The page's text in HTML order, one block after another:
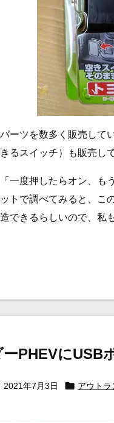
ーツを数多く販売して
るスイッチ）も販売し
一度押したらオン、も
トで調べてみると、こ
できるらしいので、私
PHEVにUSB
2021年7月3日  アウトラ